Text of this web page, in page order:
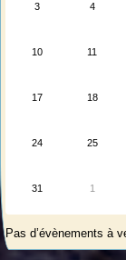
3 4
10 11
17 18
24 25
31 1
Pas d’évènements à